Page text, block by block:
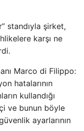
standıyla şirket,
karşı ne
Marco di Filippo:
hatalarının
kullandığı
ve bunun böyle
ayarlarının